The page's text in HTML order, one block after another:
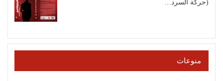
(حركة السرد…
منوعات